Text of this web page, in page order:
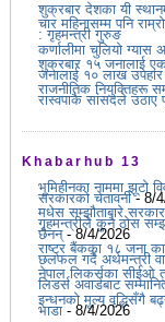
शुक्रबार देशका यी
चार महिनासम्म पनि
: गृहमन्त्री गुरुङ
कर्णालीमा चुलियो ग्यास
शुक्रबार १५ जनालाई
जनालाई १० लाख उपहार
राजनीतिक नियुक्तिहरू
रास्वपाकै सांसदले उठाए
Khabarhub 13
भूमिहीनका नाममा झूटो
सरकारको चेतावनी- 8/
मधेस सम्झौताबारे
गृहमन्त्रीले कुनै ठोस
छैनन्- 8/4/2026
राष्ट्र बैंकका १८ जना
छलफल गर्दै अर्थमन्त्री
नेपाल लिकर्सका सीईओ
लिडर्स अवार्डबाट
इन्धनको मूल्य वृद्धिसँगै
भाडा- 8/4/2026